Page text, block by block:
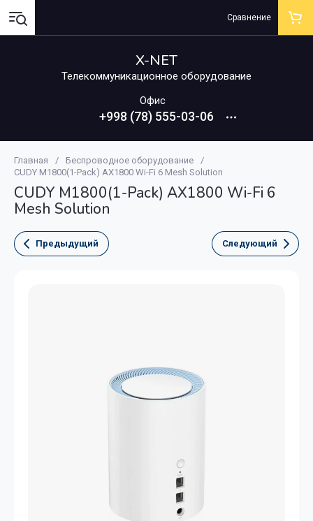
X-NET
Телекоммуникационное оборудование
Офис
+998 (78) 555-03-06
Сравнение
Главная / Беспроводное оборудование
/
CUDY M1800(1-Pack) AX1800 Wi-Fi 6 Mesh Solution
CUDY M1800(1-Pack) AX1800 Wi-Fi 6
Mesh Solution
Предыдущий Следующий